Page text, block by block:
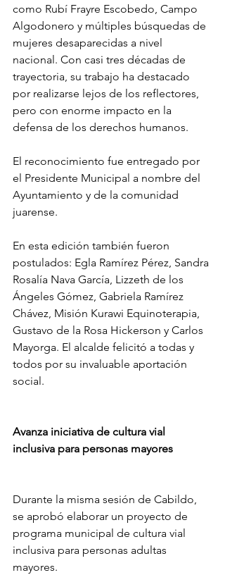
como Rubí Frayre Escobedo, Campo
Algodonero y múltiples búsquedas de
mujeres desaparecidas a nivel
nacional. Con casi tres décadas de
trayectoria, su trabajo ha destacado
por realizarse lejos de los reflectores,
pero con enorme impacto en la
defensa de los derechos humanos.
El reconocimiento fue entregado por
el Presidente Municipal a nombre del
Ayuntamiento y de la comunidad
juarense.
En esta edición también fueron
postulados: Egla Ramírez Pérez, Sandra
Rosalía Nava García, Lizzeth de los
Ángeles Gómez, Gabriela Ramírez
Chávez, Misión Kurawi Equinoterapia,
Gustavo de la Rosa Hickerson y Carlos
Mayorga. El alcalde felicitó a todas y
todos por su invaluable aportación
social.
Avanza iniciativa de cultura vial
inclusiva para personas mayores
Durante la misma sesión de Cabildo,
se aprobó elaborar un proyecto de
programa municipal de cultura vial
inclusiva para personas adultas
mayores.